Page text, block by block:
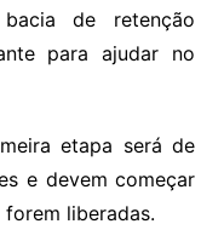
de retenção
para ajudar no
etapa será de
e devem começar
liberadas.